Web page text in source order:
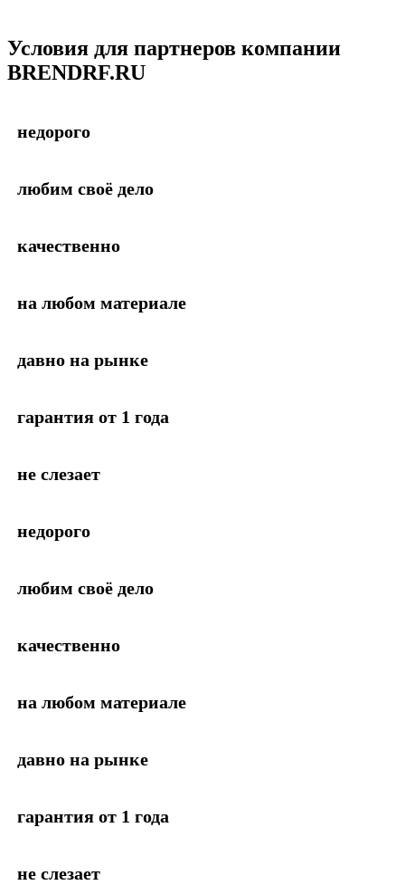
Условия для партнеров компании
BRENDRF.RU
недорого
любим своё дело
качественно
на любом материале
давно на рынке
гарантия от 1 года
не слезает
недорого
любим своё дело
качественно
на любом материале
давно на рынке
гарантия от 1 года
не слезает